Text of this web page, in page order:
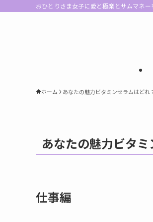
おひとりさま女子に愛と極楽とサムマネー
ホーム あなたの魅力ビタミンセラムはどれ
あなたの魅力ビタ
仕事編